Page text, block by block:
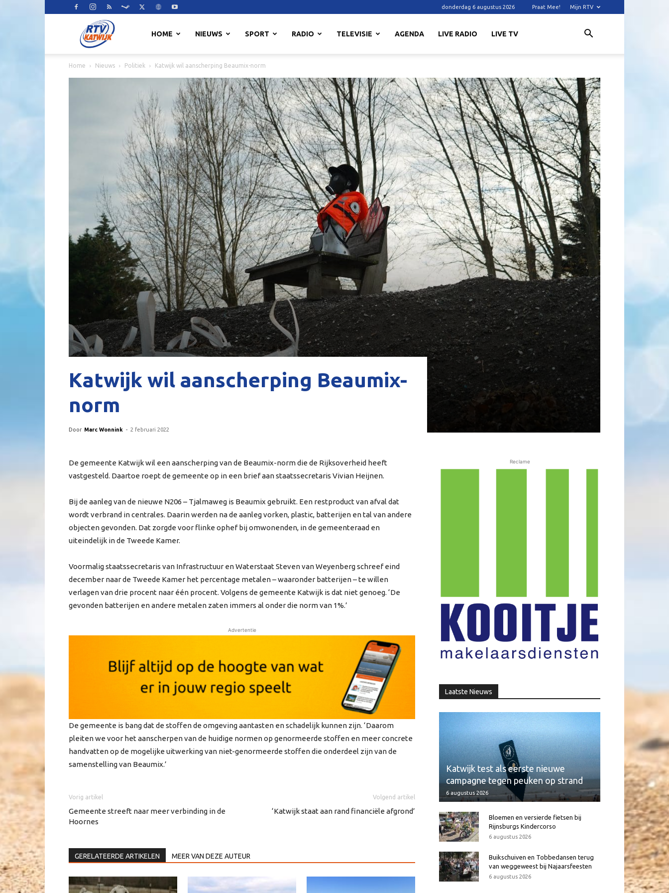
donderdag 6 augustus 2026 Praat Mee! Mijn RTV
HOME NIEUWS SPORT RADIO TELEVISIE AGENDA LIVE RADIO LIVE TV
Home Nieuws Politiek Katwijk wil aanscherping Beaumix-norm
Katwijk wil aanscherping Beaumix-
norm
Door Marc Wonnink - 2 februari 2022
De gemeente Katwijk wil een aanscherping van de Beaumix-norm die de Rijksoverheid heeft
vastgesteld. Daartoe roept de gemeente op in een brief aan staatssecretaris Vivian Heijnen.
Bij de aanleg van de nieuwe N206 – Tjalmaweg is Beaumix gebruikt. Een restproduct van afval dat
wordt verbrand in centrales. Daarin werden na de aanleg vorken, plastic, batterijen en tal van andere
objecten gevonden. Dat zorgde voor flinke ophef bij omwonenden, in de gemeenteraad en
uiteindelijk in de Tweede Kamer.
Voormalig staatssecretaris van Infrastructuur en Waterstaat Steven van Weyenberg schreef eind
december naar de Tweede Kamer het percentage metalen – waaronder batterijen – te willen
verlagen van drie procent naar één procent. Volgens de gemeente Katwijk is dat niet genoeg. ‘De
gevonden batterijen en andere metalen zaten immers al onder die norm van 1%.’
Advertentie
De gemeente is bang dat de stoffen de omgeving aantasten en schadelijk kunnen zijn. ‘Daarom
pleiten we voor het aanscherpen van de huidige normen op genormeerde stoffen en meer concrete
handvatten op de mogelijke uitwerking van niet-genormeerde stoffen die onderdeel zijn van de
samenstelling van Beaumix.’
Vorig artikel
Gemeente streeft naar meer verbinding in de
Hoornes
Volgend artikel
‘Katwijk staat aan rand financiële afgrond’
GERELATEERDE ARTIKELEN MEER VAN DEZE AUTEUR
Reclame
Laatste Nieuws
Katwijk test als eerste nieuwe
campagne tegen peuken op strand
6 augustus 2026
Bloemen en versierde fietsen bij
Rijnsburgs Kindercorso
6 augustus 2026
Buikschuiven en Tobbedansen terug
van weggeweest bij Najaarsfeesten
6 augustus 2026